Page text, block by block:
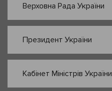
Верховна Рада України
Президент України
Кабінет Міністрів України